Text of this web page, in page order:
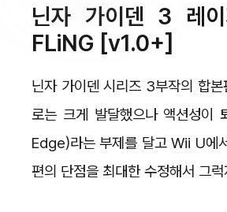
닌자 가이덴 3 레
FLiNG [v1.0+]
닌자 가이덴 시리즈 3부작의 합
로는 크게 발달했으나 액션성이
Edge)라는 부제를 달고 Wii U에
편의 단점을 최대한 수정해서 그